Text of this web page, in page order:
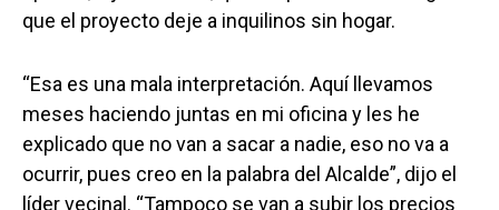
que el proyecto deje a inquilinos sin hogar.
“Esa es una mala interpretación. Aquí llevamos
meses haciendo juntas en mi oficina y les he
explicado que no van a sacar a nadie, eso no va a
ocurrir, pues creo en la palabra del Alcalde”, dijo el
líder vecinal. “Tampoco se van a subir los precios